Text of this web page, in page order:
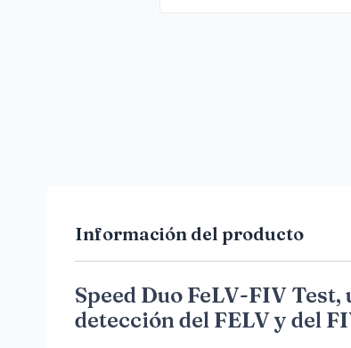
Información del producto
Speed Duo FeLV-FIV
detección del FELV y del